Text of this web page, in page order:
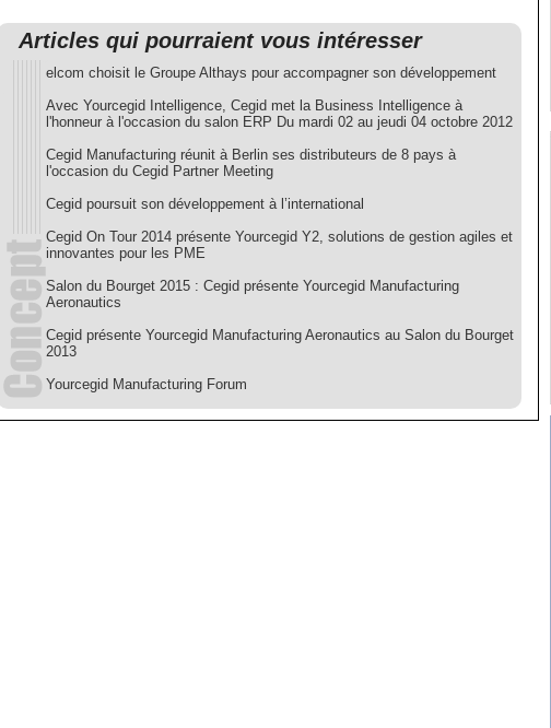
Articles qui pourraient vous intéresser
elcom choisit le Groupe Althays pour accompagner son développement
Avec Yourcegid Intelligence, Cegid met la Business Intelligence à
l'honneur à l'occasion du salon ERP Du mardi 02 au jeudi 04 octobre 2012
Cegid Manufacturing réunit à Berlin ses distributeurs de 8 pays à
l'occasion du Cegid Partner Meeting
Cegid poursuit son développement à l’international
Cegid On Tour 2014 présente Yourcegid Y2, solutions de gestion agiles et
innovantes pour les PME
Salon du Bourget 2015 : Cegid présente Yourcegid Manufacturing
Aeronautics
Cegid présente Yourcegid Manufacturing Aeronautics au Salon du Bourget
2013
Yourcegid Manufacturing Forum